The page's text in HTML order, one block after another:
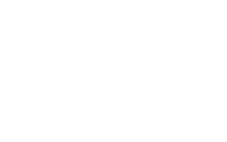
El desastre originado por
escalofriante cifra de 202
infraestructuras